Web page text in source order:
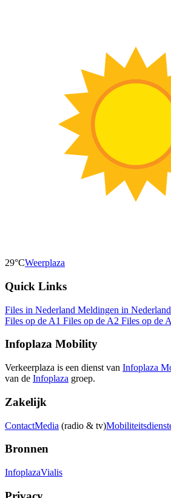
29°CWeerplaza
Quick Links
Files in Nederland Meldingen in Nederland
Files op de A1 Files op de A2 Files op de
Infoplaza Mobility
Verkeerplaza is een dienst van Infoplaza
van de Infoplaza groep.
Zakelijk
ContactMedia (radio & tv)
Bronnen
InfoplazaVialis